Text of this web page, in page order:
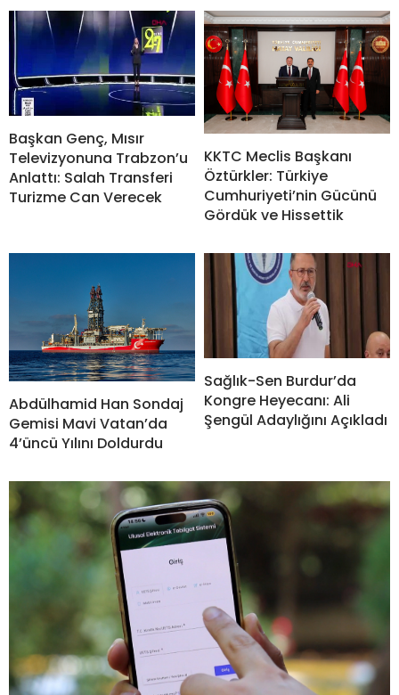
Başkan Genç, Mısır
Televizyonuna Trabzon’u
Anlattı: Salah Transferi
Turizme Can Verecek
KKTC Meclis Başkanı
Öztürkler: Türkiye
Cumhuriyeti’nin Gücünü
Gördük ve Hissettik
Abdülhamid Han Sondaj
Gemisi Mavi Vatan’da
4’üncü Yılını Doldurdu
Sağlık-Sen Burdur’da
Kongre Heyecanı: Ali
Şengül Adaylığını Açıkladı